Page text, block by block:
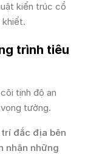
kiến trúc cổ
khiết.
trình tiêu
tịnh độ an
tưởng.
đắc địa bên
nhận những